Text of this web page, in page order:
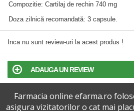
Compozitie: Cartilaj de rechin 740 mg
Doza zilnică recomandată: 3 capsule.
Inca nu sunt review-uri la acest produs !
ADAUGA UN REVIEW
TERMENI SI CONDITII
Farmacia online efarma.ro
asigura vizitatorilor o cat mai